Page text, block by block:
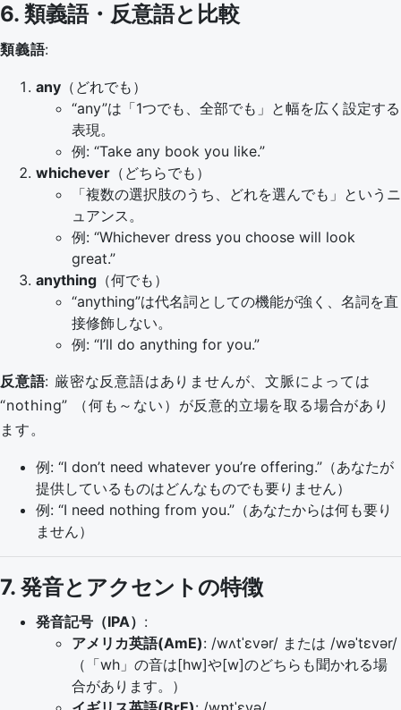
6. 類義語・反意語と比較
類義語:
any （どれでも）
“any”は「1つでも、全部でも」と幅を広く設定する
表現。
例: “Take any book you like.”
whichever （どちらでも）
「複数の選択肢のうち、どれを選んでも」というニ
ュアンス。
例: “Whichever dress you choose will look
great.”
anything （何でも）
“anything”は代名詞としての機能が強く、名詞を直
接修飾しない。
例: “I’ll do anything for you.”
反意語: 厳密な反意語はありませんが、文脈によっては
“nothing” （何も～ない）が反意的立場を取る場合があり
ます。
例: “I don’t need whatever you’re offering.”（あなたが
提供しているものはどんなものでも要りません）
例: “I need nothing from you.”（あなたからは何も要り
ません）
7. 発音とアクセントの特徴
発音記号（IPA） :
アメリカ英語(AmE): /wʌtˈɛvər/ または /wəˈtɛvər/
（「wh」の音は[hw]や[w]のどちらも聞かれる場
合があります。）